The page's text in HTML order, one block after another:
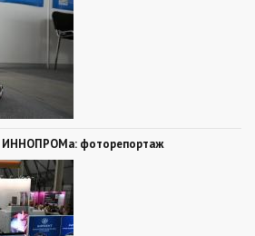
ИННОПРОМа: фоторепортаж